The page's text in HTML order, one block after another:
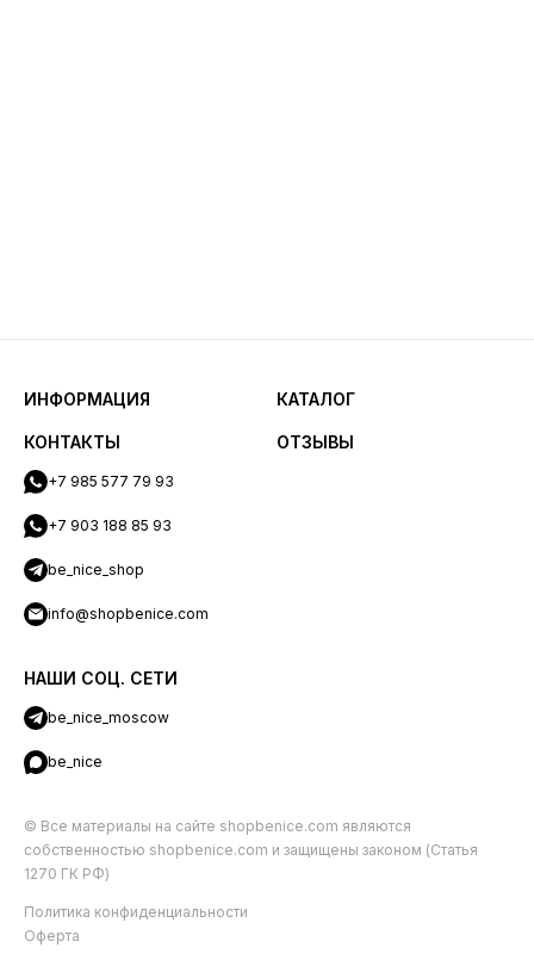
ИНФОРМАЦИЯ КАТАЛОГ
КОНТАКТЫ
+7 985 577 79 93
+7 903 188 85 93
be_nice_shop
info@shopbenice.com
НАШИ СОЦ. СЕТИ
be_nice_moscow
be_nice
ОТЗЫВЫ
© Все материалы на сайте shopbenice.com являются
собственностью shopbenice.com и защищены законом (Статья
1270 ГК РФ)
Политика конфиденциальности
Оферта